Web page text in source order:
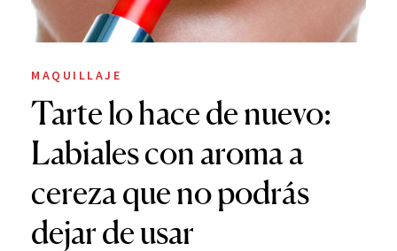
MAQUILLAJE
Tarte lo hace de nuevo:
Labiales con aroma a
cereza que no podrás
dejar de usar